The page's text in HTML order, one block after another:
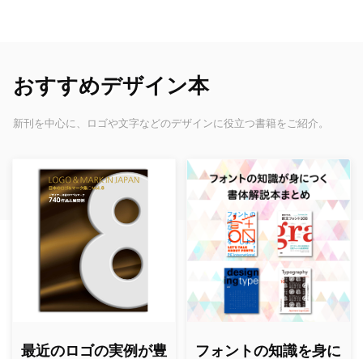
おすすめデザイン本
新刊を中心に、ロゴや文字などのデザインに役立つ書籍をご紹介。
最近のロゴの実例が豊 フォントの知識を身に